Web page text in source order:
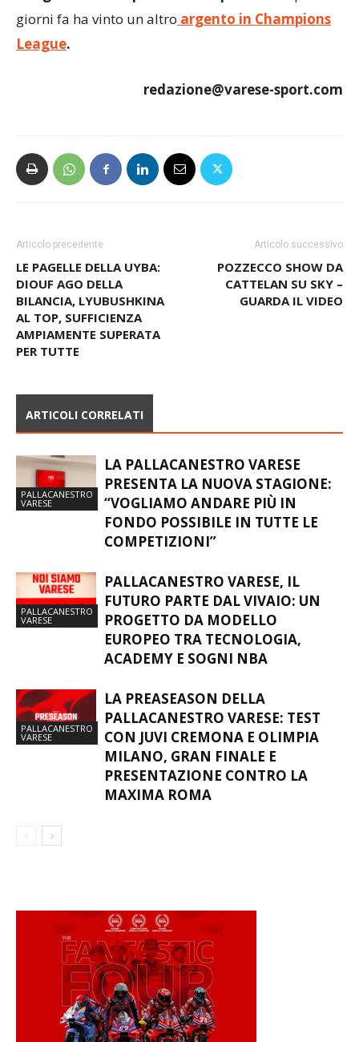
giorni fa ha vinto un altro argento in Champions
League.
redazione@varese-sport.com
Articolo precedente
LE PAGELLE DELLA UYBA:
DIOUF AGO DELLA
BILANCIA, LYUBUSHKINA
AL TOP, SUFFICIENZA
AMPIAMENTE SUPERATA
PER TUTTE
Articolo successivo
POZZECCO SHOW DA
CATTELAN SU SKY –
GUARDA IL VIDEO
ARTICOLI CORRELATI
PALLACANESTRO
VARESE
LA PALLACANESTRO VARESE
PRESENTA LA NUOVA STAGIONE:
“VOGLIAMO ANDARE PIÙ IN
FONDO POSSIBILE IN TUTTE LE
COMPETIZIONI”
PALLACANESTRO
VARESE
PALLACANESTRO VARESE, IL
FUTURO PARTE DAL VIVAIO: UN
PROGETTO DA MODELLO
EUROPEO TRA TECNOLOGIA,
ACADEMY E SOGNI NBA
PALLACANESTRO
VARESE
LA PREASEASON DELLA
PALLACANESTRO VARESE: TEST
CON JUVI CREMONA E OLIMPIA
MILANO, GRAN FINALE E
PRESENTAZIONE CONTRO LA
MAXIMA ROMA